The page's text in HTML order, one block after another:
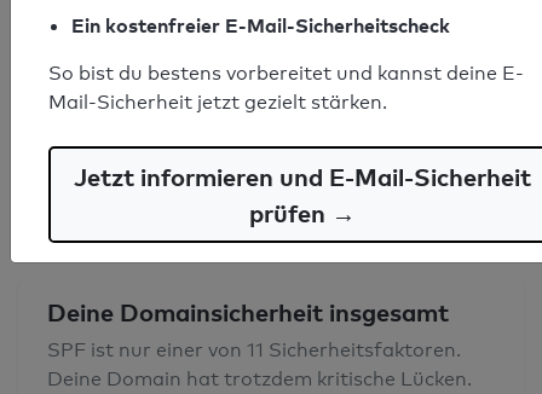
Syntaxprüfung: 0 Fehler
E-Mail-Spoofingschutz: Gut
Deine Domainsicherheit insgesamt
SPF ist nur einer von 11 Sicherheitsfaktoren.
Deine Domain hat trotzdem kritische Lücken.
Ein kostenfreier E-Mail-Sicherheitscheck
So bist du bestens vorbereitet und kannst deine E-
Mail-Sicherheit jetzt gezielt stärken.
Jetzt informieren und E-Mail-Sicherheit
prüfen →